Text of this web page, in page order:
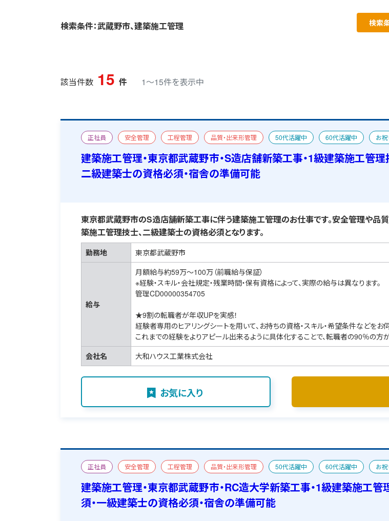
検索条件：武蔵野市、建築施工管理 検索
該当件数 15 件 1〜15件を表示中
正社員 安全管理 工程管理 品質・出来形管理 50代活躍中 60代活躍中 お
店舗
新築 一級建築施工管理技士 おすすめ求人 二級建築士 宿舎あり
建築施工管理・東京都武蔵野市・S造店舗新築工事・1級建築施工管理
二級建築士の資格必須・宿舎の準備可能
東京都武蔵野市のS造店舗新築工事に伴う建築施工管理のお仕事です。安全管理や品
築施工管理技士、二級建築士の資格必須となります。
勤務地 東京都武蔵野市
給与
月額給与約59万～100万（前職給与保証）
※経験・スキル・会社規定・残業時間・保有資格によって、実際の給与は異なります。
管理CD00000354705
★9割の転職者が年収UPを実感！
経験者専用のヒアリングシートを用いて、お持ちの資格・スキル・希望条件などをお
これまでの経験をよりアピール出来るように具体化することで、転職者の90％の方
会社名
大和ハウス工業株式会社
お気に入り
正社員 安全管理 工程管理 品質・出来形管理 50代活躍中 60代活躍中 お
新築
一級建築施工管理技士 一級建築士 宿舎あり
建築施工管理・東京都武蔵野市・RC造大学新築工事・1級建築施工
須・一級建築士の資格必須・宿舎の準備可能